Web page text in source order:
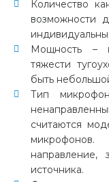
Количество
возможности
Мощность –
тяжести
быть
Тип
считаются
направление,
источника.